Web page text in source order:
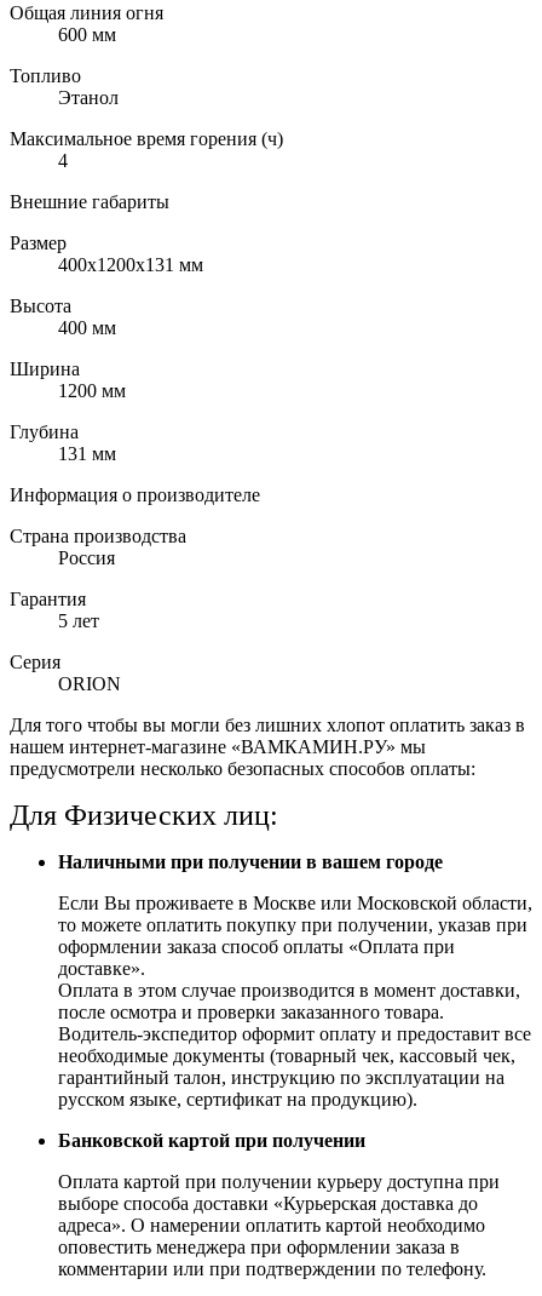
Общая линия огня
600 мм
Топливо
Этанол
Максимальное время горения (ч)
4
Внешние габариты
Размер
400x1200x131 мм
Высота
400 мм
Ширина
1200 мм
Глубина
131 мм
Информация о производителе
Страна производства
Россия
Гарантия
5 лет
Серия
ORION
Для того чтобы вы могли без лишних хлопот оплатить заказ в
нашем интернет-магазине «ВАМКАМИН.РУ» мы
предусмотрели несколько безопасных способов оплаты:
Для Физических лиц:
Наличными при получении в вашем городе
Если Вы проживаете в Москве или Московской области,
то можете оплатить покупку при получении, указав при
оформлении заказа способ оплаты «Оплата при
доставке».
Оплата в этом случае производится в момент доставки,
после осмотра и проверки заказанного товара.
Водитель-экспедитор оформит оплату и предоставит все
необходимые документы (товарный чек, кассовый чек,
гарантийный талон, инструкцию по эксплуатации на
русском языке, сертификат на продукцию).
Банковской картой при получении
Оплата картой при получении курьеру доступна при
выборе способа доставки «Курьерская доставка до
адреса». О намерении оплатить картой необходимо
оповестить менеджера при оформлении заказа в
комментарии или при подтверждении по телефону.